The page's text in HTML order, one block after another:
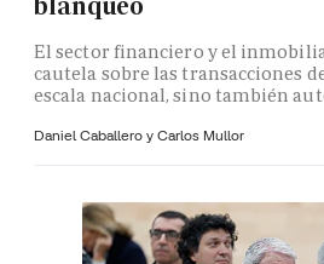
El sector financiero y el
cautela sobre las transacciones
escala nacional, sino también
Daniel Caballero y Carlos Mullor